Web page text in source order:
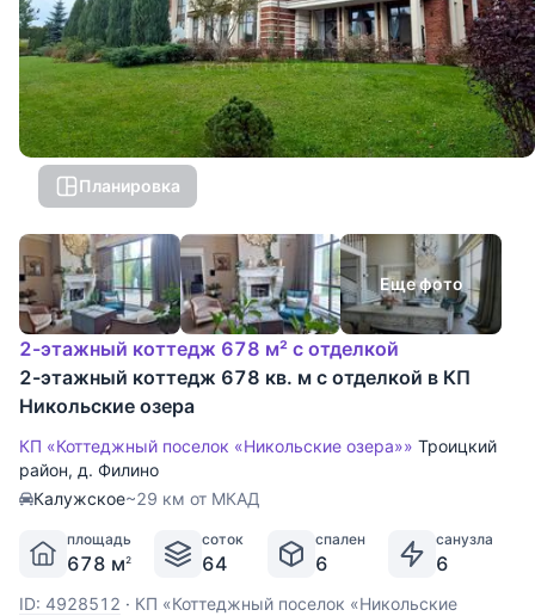
Планировка
Еще фото
2-этажный коттедж 678 м² с отделкой
2-этажный коттедж 678 кв. м с отделкой в КП
Никольские озера
КП «Коттеджный поселок «Никольские озера»» Троицкий
район, д. Филино
Калужское~29 км от МКАД
площадь
678 м2
соток
64
спален
6
санузла
6
ID: 4928512 · КП «Коттеджный поселок «Никольские